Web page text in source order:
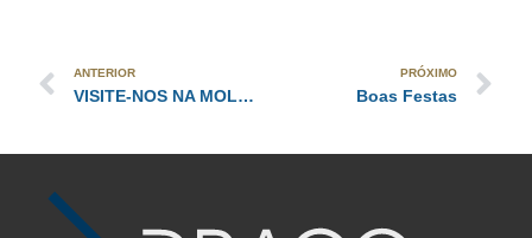
ANTERIOR
VISITE-NOS NA MOLDPLÁS
PRÓXIMO
Boas Festas